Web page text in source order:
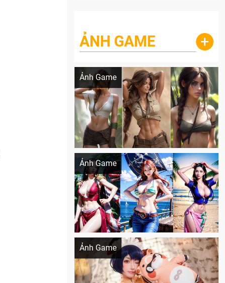
ẢNH GAME +
Ảnh Game
Lala Croft vừa nóng vừa xinh dưới nét vẽ
Ảnh Game
Khi AI Cosplay gái đẹp One Piece
Ảnh Game
Cosplay Xiangling siêu cute